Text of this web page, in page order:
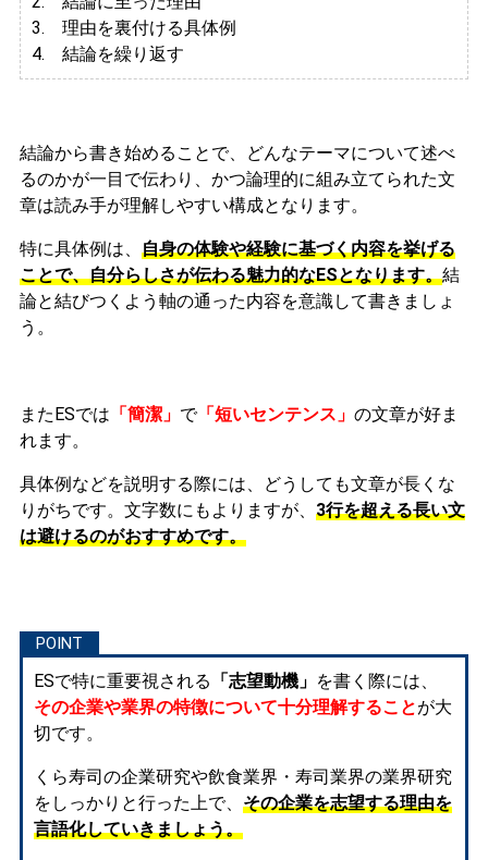
3. 理由を裏付ける具体例
4. 結論を繰り返す
結論から書き始めることで、どんなテーマについて述べ
るのかが一目で伝わり、かつ論理的に組み立てられた文
章は読み手が理解しやすい構成となります。
特に具体例は、 自身の体験や経験に基づく内容を挙げる
ことで、自分らしさが伝わる魅力的なESとなります。結
論と結びつくよう軸の通った内容を意識して書きましょ
う。
またESでは 「簡潔」 で「短いセンテンス」 の文章が好ま
れます。
具体例などを説明する際には、どうしても文章が長くな
りがちです。文字数にもよりますが、 3行を超える長い文
は避けるのがおすすめです。
ESで特に重要視される 「志望動機」 を書く際には、
その企業や業界の特徴について十分理解することが大
切です。
くら寿司の企業研究や飲食業界・寿司業界の業界研究
をしっかりと行った上で、 その企業を志望する理由を
言語化していきましょう。